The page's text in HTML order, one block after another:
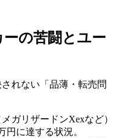
の苦闘とユー
れない「品薄・転売問
ガリザードンXexなど）
円に達する状況。